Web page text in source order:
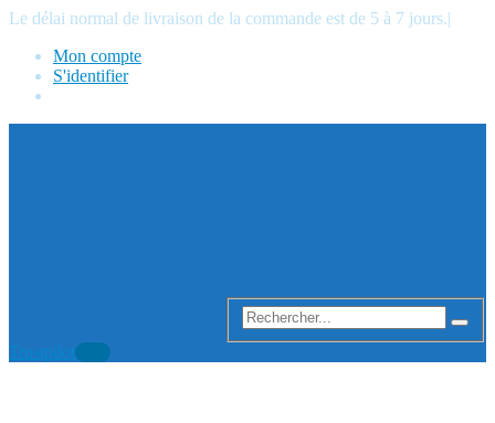
Le délai normal de livraison de la commande est de 5 à 7 jours.|
Mon compte
S'identifier
Trustpilot